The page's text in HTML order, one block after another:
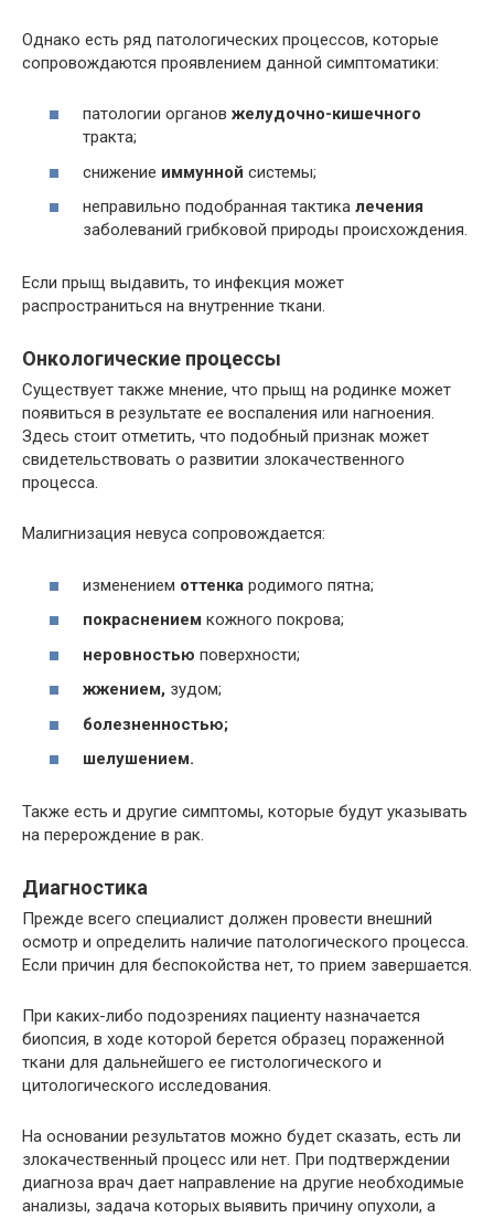
Однако есть ряд патологических процессов, которые
сопровождаются проявлением данной симптоматики:
патологии органов желудочно-кишечного
тракта;
снижение иммунной системы;
неправильно подобранная тактика лечения
заболеваний грибковой природы происхождения.
Если прыщ выдавить, то инфекция может
распространиться на внутренние ткани.
Онкологические процессы
Существует также мнение, что прыщ на родинке может
появиться в результате ее воспаления или нагноения.
Здесь стоит отметить, что подобный признак может
свидетельствовать о развитии злокачественного
процесса.
Малигнизация невуса сопровождается:
изменением оттенка родимого пятна;
покраснением кожного покрова;
неровностью поверхности;
жжением, зудом;
болезненностью;
шелушением.
Также есть и другие симптомы, которые будут указывать
на перерождение в рак.
Диагностика
Прежде всего специалист должен провести внешний
осмотр и определить наличие патологического процесса.
Если причин для беспокойства нет, то прием завершается.
При каких-либо подозрениях пациенту назначается
биопсия, в ходе которой берется образец пораженной
ткани для дальнейшего ее гистологического и
цитологического исследования.
На основании результатов можно будет сказать, есть ли
злокачественный процесс или нет. При подтверждении
диагноза врач дает направление на другие необходимые
анализы, задача которых выявить причину опухоли, а